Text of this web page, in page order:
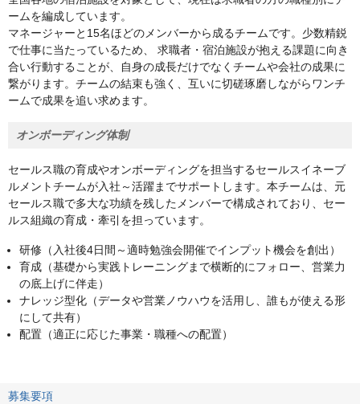
ームを編成しています。
マネージャーと15名ほどのメンバーから成るチームです。少数精鋭
で仕事に当たっているため、 求職者・宿泊施設が抱える課題に向き
合い行動することが、自身の成長だけでなくチームや会社の成果に
繋がります。チームの結束も強く、互いに切磋琢磨しながらワンチ
ームで成果を追い求めます。
オンボーディング体制
セールス職の育成やオンボーディングを担当するセールスイネーブ
ルメントチームが入社～活躍までサポートします。本チームは、元
セールス職で多大な功績を残したメンバーで構成されており、セー
ルス組織の育成・牽引を担っています。
研修（入社後4日間～適時勉強会開催でインプット機会を創出）
育成（基礎から実践トレーニングまで横断的にフォロー、営業力
の底上げに伴走）
ナレッジ型化（データや営業ノウハウを活用し、誰もが使える形
にして共有）
配置（適正に応じた事業・職種への配置）
募集要項